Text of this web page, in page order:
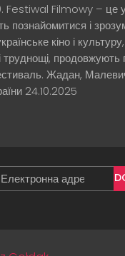
Festiwal Filmowy – це
познайомитися і
кіно і
труднощі, продовжують
Жадан,
24.10.2025